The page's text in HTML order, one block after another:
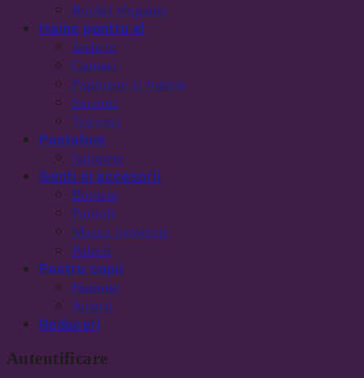
Rochii elegante
Haine pentru el
Jachete
Camasi
Papioane si butoni
Sacouri
Tricouri
Pantaloni
Salopete
Genti si accesorii
Borsete
Pantofi
Masca protectie
Palarii
Pentru copii
Hainute
Jucarii
Reduceri
Autentificare